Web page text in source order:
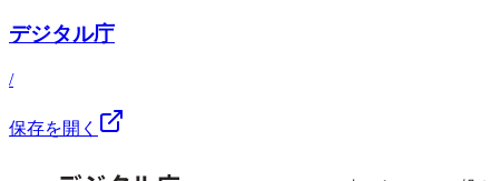
デジタル庁
/
保存を開く